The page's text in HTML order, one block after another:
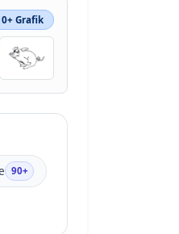
Grafik
90+